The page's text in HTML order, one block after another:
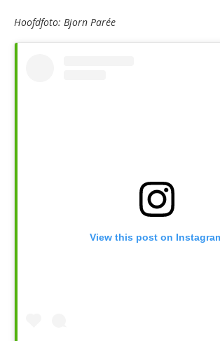
Hoofdfoto: Bjorn Parée
View this post on